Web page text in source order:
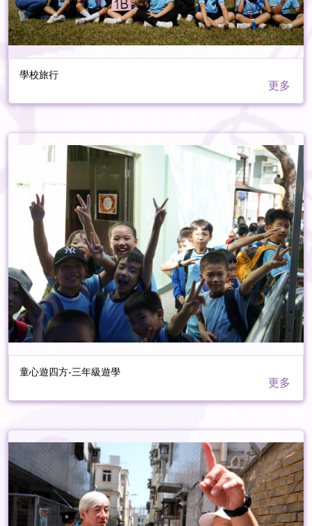
學校旅行
更多
童心遊四方-三年級遊學
更多